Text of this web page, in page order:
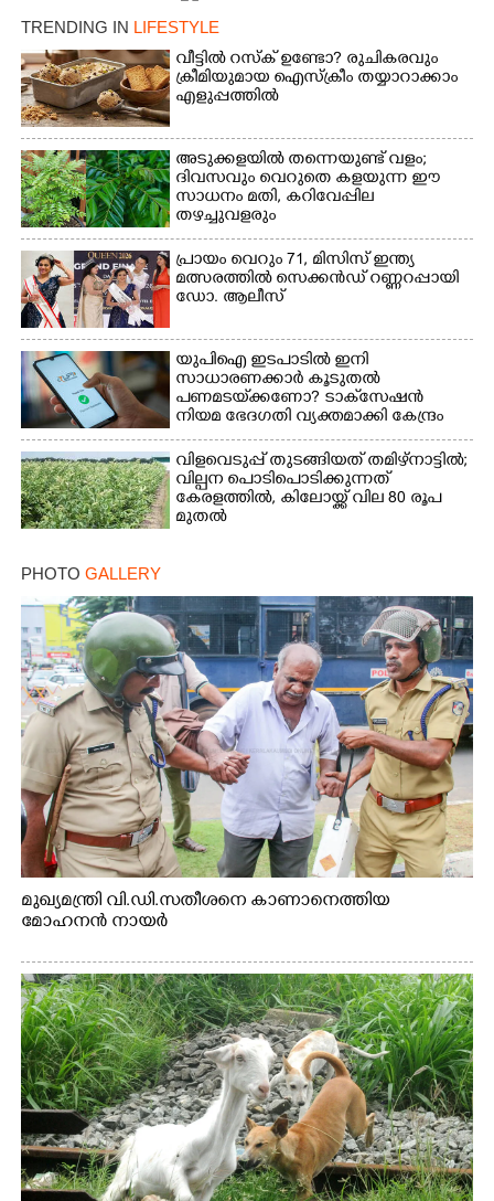
TRENDING IN LIFESTYLE
വീട്ടിൽ റസ്ക് ഉണ്ടോ? രുചികരവും
ക്രീമിയുമായ ഐസ്ക്രീം തയ്യാറാക്കാം
എളുപ്പത്തിൽ
അടുക്കളയിൽ തന്നെയുണ്ട് വളം;
ദിവസവും വെറുതെ കളയുന്ന ഈ
സാധനം മതി, കറിവേപ്പില
തഴച്ചുവളരും
പ്രായം വെറും 71, മിസിസ് ഇന്ത്യ
മത്സരത്തിൽ സെക്കൻഡ് റണ്ണറപ്പായി
ഡോ. ആലീസ്
യുപിഐ ഇടപാടിൽ ഇനി
സാധാരണക്കാർ കൂടുതൽ
പണമടയ്‌ക്കണോ?​ ടാക്‌സേഷൻ
നിയമ ഭേദഗതി വ്യക്തമാക്കി കേന്ദ്രം
വിളവെടുപ്പ് തുടങ്ങിയത് തമിഴ്നാട്ടിൽ;
വില്പന പൊടിപൊടിക്കുന്നത്
കേരളത്തിൽ, കിലോയ്ക്ക് വില 80 രൂപ
മുതൽ
PHOTO GALLERY
മുഖ്യമന്ത്രി വി.ഡി.സതീശനെ കാണാനെത്തിയ
മോഹനൻ നായർ
Share this link
Copy Link